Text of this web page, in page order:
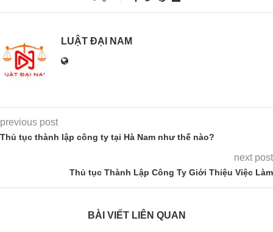
LUẬT ĐẠI NAM
previous post
Thủ tục thành lập công ty tại Hà Nam như thế nào?
next post
Thủ tục Thành Lập Công Ty Giới Thiệu Việc Làm
BÀI VIẾT LIÊN QUAN